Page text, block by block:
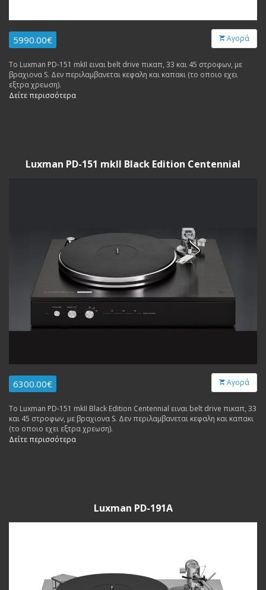
5990.00€ Αγορά
Το Luxman PD-151 mkII ειναι belt drive πικαπ, 33 και 45 στροφων, με
βραχιονα S. Δεν περιλαμβανεται κεφαλη και καπακι (το οποιο εχει
εξτρα χρεωση).
Δείτε περισσότερα
Luxman PD-151 mkII Black Edition Centennial
6300.00€ Αγορά
Το Luxman PD-151 mkII Black Edition Centennial ειναι belt drive πικαπ, 33
και 45 στροφων, με βραχιονα S. Δεν περιλαμβανεται κεφαλη και καπακι
(το οποιο εχει εξτρα χρεωση).
Δείτε περισσότερα
Luxman PD-191A